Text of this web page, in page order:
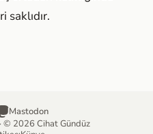
saklıdır.
Mastodon
2026 Cihat Gündüz